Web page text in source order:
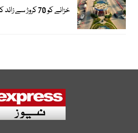
خزانے کو 70 کروڑ سے زائد کا نقصان